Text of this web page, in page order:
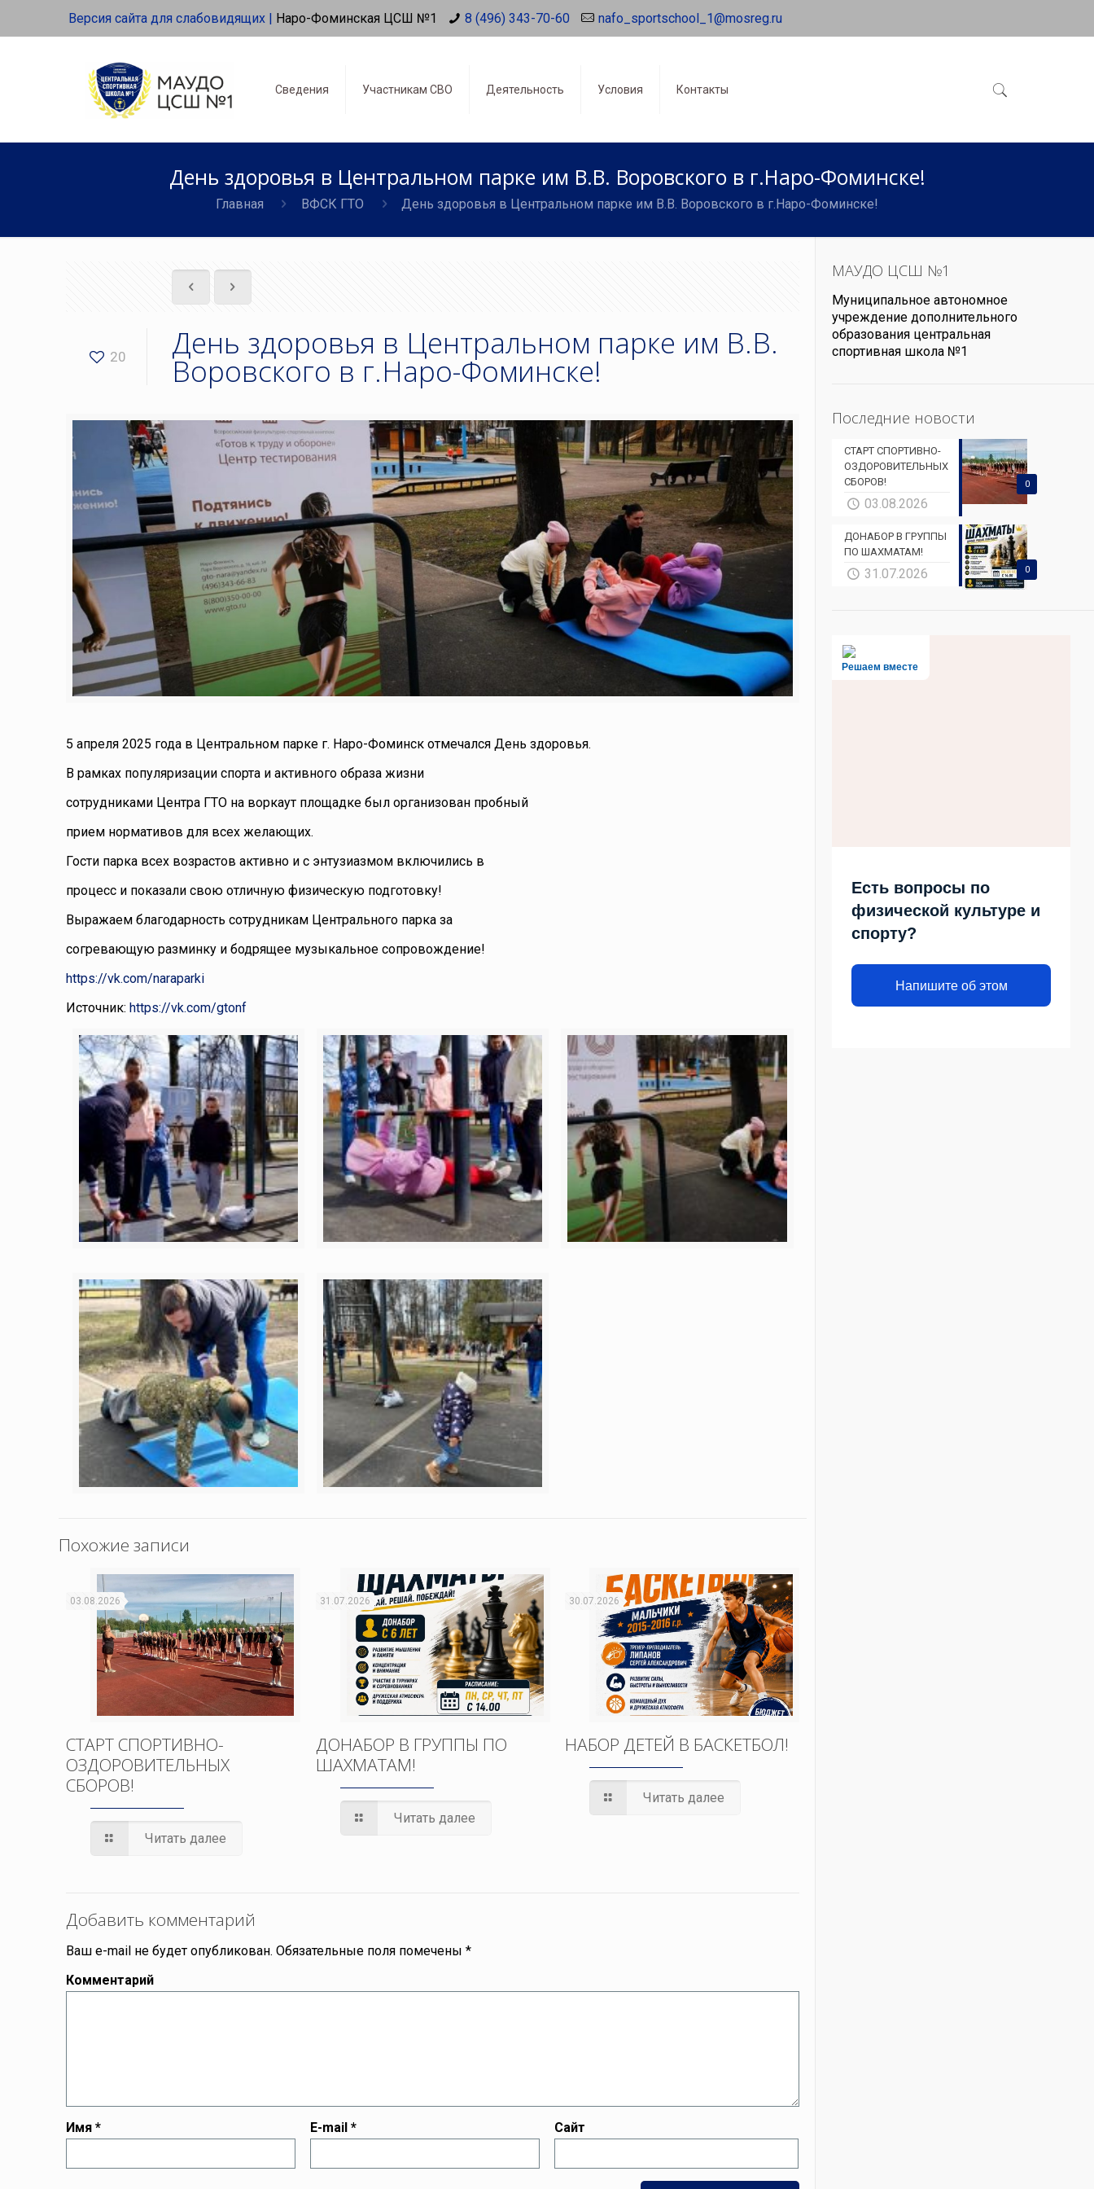
Версия сайта для слабовидящих | Наро-Фоминская ЦСШ №1 8 (496) 343-70-60 nafo_sportschool_1@mosreg.ru
Сведения Участникам СВО Деятельность Условия Контакты
День здоровья в Центральном парке им В.В. Воровского в г.Наро-Фоминске!
Главная ВФСК ГТО День здоровья в Центральном парке им В.В. Воровского в г.Наро-Фоминске!
20 День здоровья в Центральном парке им В.В.
Воровского в г.Наро-Фоминске!
5 апреля 2025 года в Центральном парке г. Наро-Фоминск отмечался День здоровья.
В рамках популяризации спорта и активного образа жизни
сотрудниками Центра ГТО на воркаут площадке был организован пробный
прием нормативов для всех желающих.
Гости парка всех возрастов активно и с энтузиазмом включились в
процесс и показали свою отличную физическую подготовку!
Выражаем благодарность сотрудникам Центрального парка за
согревающую разминку и бодрящее музыкальное сопровождение!
https://vk.com/naraparki
Источник:https://vk.com/gtonf
Похожие записи
03.08.2026
СТАРТ СПОРТИВНО-
ОЗДОРОВИТЕЛЬНЫХ
СБОРОВ!
Читать далее
31.07.2026
ДОНАБОР В ГРУППЫ ПО
ШАХМАТАМ!
Читать далее
30.07.2026
НАБОР ДЕТЕЙ В БАСКЕТБОЛ!
Читать далее
Добавить комментарий
Ваш e-mail не будет опубликован. Обязательные поля помечены*
Комментарий
Имя* E-mail* Сайт
МАУДО ЦСШ №1
Муниципальное автономное
учреждение дополнительного
образования центральная
спортивная школа №1
Последние новости
0
СТАРТ СПОРТИВНО-
ОЗДОРОВИТЕЛЬНЫХ
СБОРОВ!
03.08.2026
0
ДОНАБОР В ГРУППЫ
ПО ШАХМАТАМ!
31.07.2026
Решаем вместе
Есть вопросы по
физической культуре и
спорту?
Напишите об этом